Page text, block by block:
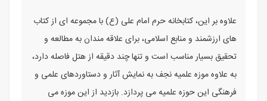
علاوه بر این، کتابخانه حرم امام علی (ع) با مجموعه ای از کتاب
های ارزشمند و منابع اسلامی، برای علاقه مندان به مطالعه و
تحقیق بسیار مناسب است و تنها چند دقیقه از هتل فاصله دارد،
به علاوه موزه علمیه نجف به نمایش آثار و دستاوردهای علمی و
فرهنگی این حوزه علمیه می پردازد. بازدید از این موزه می